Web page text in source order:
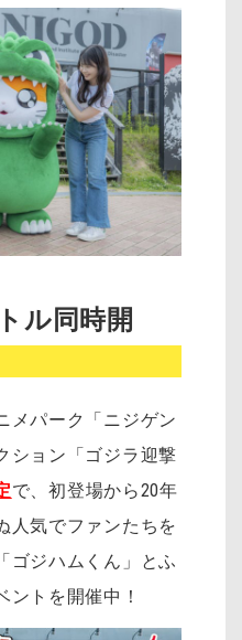
ル同時開
メパーク「ニジゲン
ション「ゴジラ迎撃
で、初登場から20年
人気でファンたちを
ゴジハムくん」とふ
ントを開催中！